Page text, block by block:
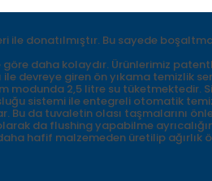
ile donatılmıştır. Bu sayede
daha kolaydır. Ürünlerimiz patentli
devreye giren ön yıkama temizlik
modunda 2,5 litre su
sistemi ile entegreli otomatik
da tuvaletin olası taşmalarını
da flushing yapabilme
hafif malzemeden üretilip ağırlık